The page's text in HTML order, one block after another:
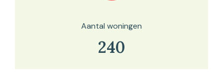
Aantal woningen
240